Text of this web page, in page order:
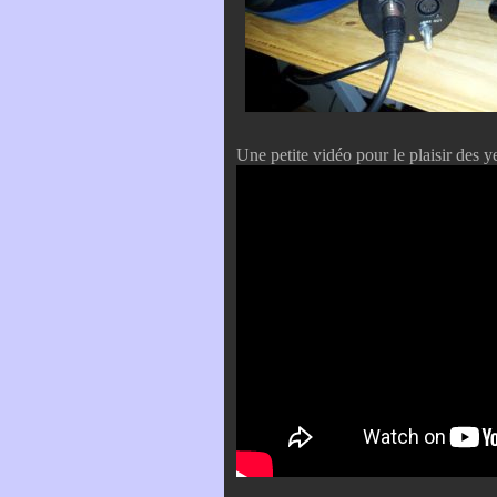
Une petite vidéo pour le plaisir des